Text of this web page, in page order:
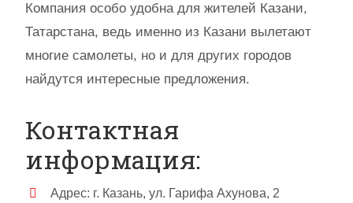
Компания особо удобна для жителей Казани,
Татарстана, ведь именно из Казани вылетают
многие самолеты, но и для других городов
найдутся интересные предложения.
Контактная
информация:
Адрес: г. Казань, ул. Гарифа Ахунова, 2